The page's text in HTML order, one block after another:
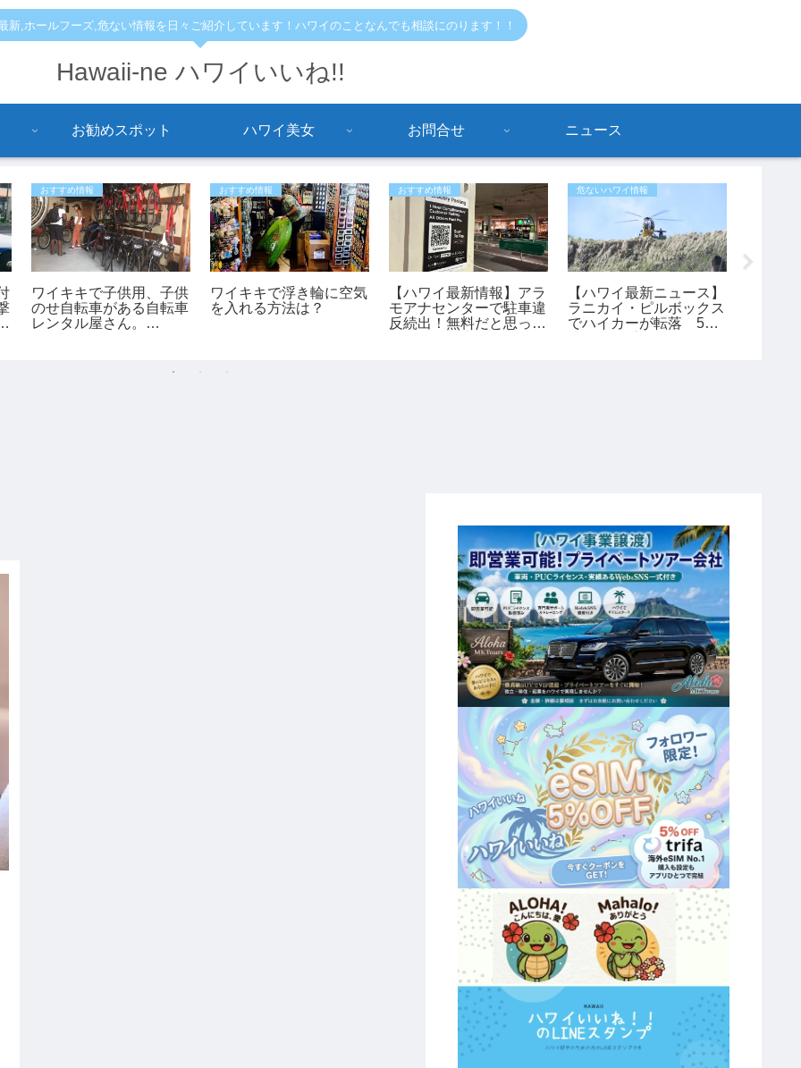
新,ホールフーズ,危ない情報を日々ご紹介しています！ハワイのことなんでも相談にのります！！
Hawaii-ne ハワイいいね!!
お勧めスポット ハワイ美女 お問合せ ニュース
おすすめ情報
ワイキキで子供用、子供
のせ自転車がある自転車
レンタル屋さん。
おすすめ情報
ワイキキで浮き輪に空気
を入れる方法は？
おすすめ情報
【ハワイ最新情報】アラ
モアナセンターで駐車違
反続出！無料だと思って
危ないハワイ情報
【ハワイ最新ニュース】
ラニカイ・ピルボックス
でハイカーが転落 53